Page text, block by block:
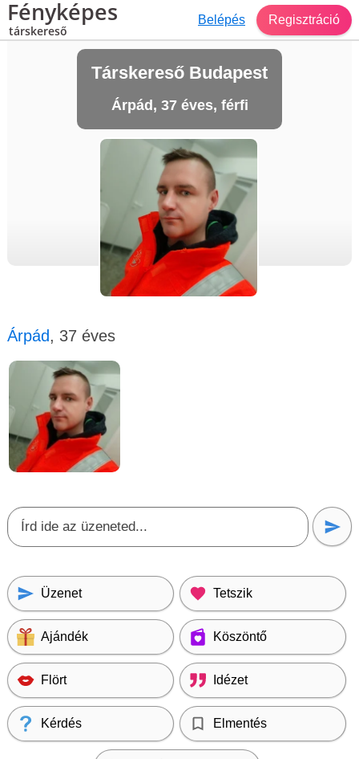
Fényképes
társkereső
Belépés Regisztráció
Társkereső Budapest
Árpád, 37 éves, férfi
Árpád, 37 éves
Üzenet Tetszik
Ajándék Köszöntő
Flört Idézet
Kérdés Elmentés